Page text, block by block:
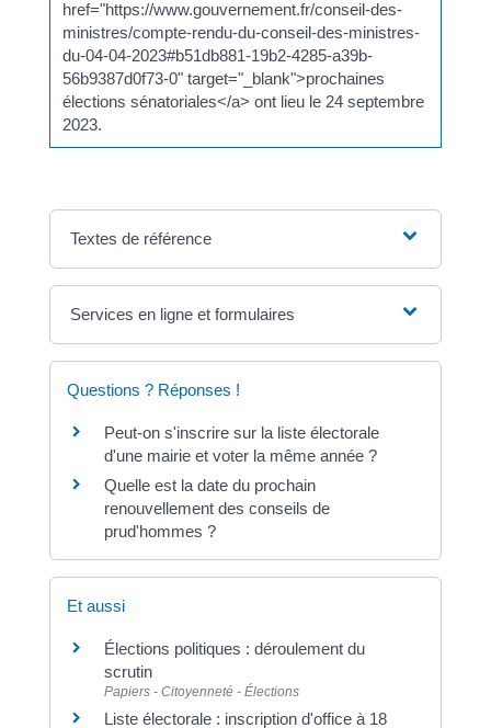
href="https://www.gouvernement.fr/conseil-des-
ministres/compte-rendu-du-conseil-des-ministres-
du-04-04-2023#b51db881-19b2-4285-a39b-
56b9387d0f73-0" target="_blank">prochaines
élections sénatoriales</a> ont lieu le 24 septembre
2023.
Textes de référence
Services en ligne et formulaires
Questions ? Réponses !
Peut-on s'inscrire sur la liste électorale
d'une mairie et voter la même année ?
Quelle est la date du prochain
renouvellement des conseils de
prud'hommes ?
Et aussi
Élections politiques : déroulement du
scrutin
Papiers - Citoyenneté - Élections
Liste électorale : inscription d'office à 18